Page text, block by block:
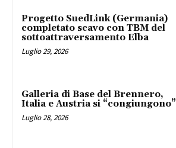
Progetto SuedLink (Germania)
completato scavo con TBM del
sottoattraversamento Elba
Luglio 29, 2026
Galleria di Base del Brennero,
Italia e Austria si “congiungono”
Luglio 28, 2026